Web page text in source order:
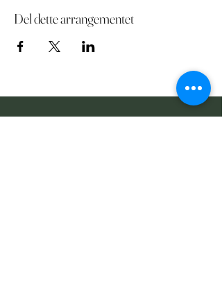
Del dette arrangementet